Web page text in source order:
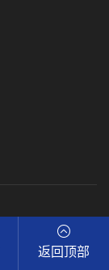
返回顶部